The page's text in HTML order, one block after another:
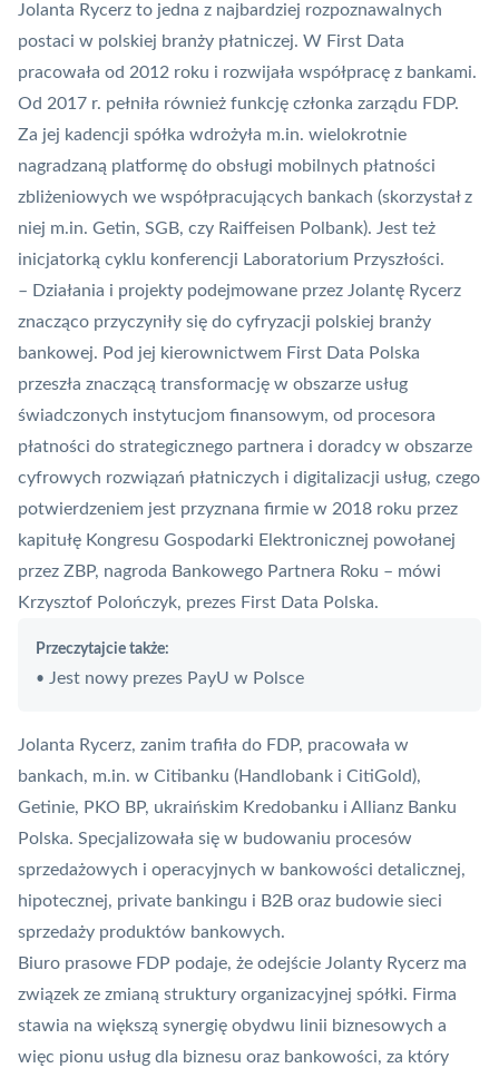
Jolanta Rycerz to jedna z najbardziej rozpoznawalnych
postaci w polskiej branży płatniczej. W First Data
pracowała od 2012 roku i rozwijała współpracę z bankami.
Od 2017 r. pełniła również funkcję członka zarządu FDP.
Za jej kadencji spółka wdrożyła m.in. wielokrotnie
nagradzaną platformę do obsługi mobilnych płatności
zbliżeniowych we współpracujących bankach (skorzystał z
niej m.in. Getin, SGB, czy Raiffeisen Polbank). Jest też
inicjatorką cyklu konferencji Laboratorium Przyszłości.
– Działania i projekty podejmowane przez Jolantę Rycerz
znacząco przyczyniły się do cyfryzacji polskiej branży
bankowej. Pod jej kierownictwem First Data Polska
przeszła znaczącą transformację w obszarze usług
świadczonych instytucjom finansowym, od procesora
płatności do strategicznego partnera i doradcy w obszarze
cyfrowych rozwiązań płatniczych i digitalizacji usług, czego
potwierdzeniem jest przyznana firmie w 2018 roku przez
kapitułę Kongresu Gospodarki Elektronicznej powołanej
przez ZBP, nagroda Bankowego Partnera Roku – mówi
Krzysztof Polończyk, prezes First Data Polska.
Przeczytajcie także:
• Jest nowy prezes PayU w Polsce
Jolanta Rycerz, zanim trafiła do FDP, pracowała w
bankach, m.in. w Citibanku (Handlobank i CitiGold),
Getinie, PKO BP, ukraińskim Kredobanku i Allianz Banku
Polska. Specjalizowała się w budowaniu procesów
sprzedażowych i operacyjnych w bankowości detalicznej,
hipotecznej, private bankingu i B2B oraz budowie sieci
sprzedaży produktów bankowych.
Biuro prasowe FDP podaje, że odejście Jolanty Rycerz ma
związek ze zmianą struktury organizacyjnej spółki. Firma
stawia na większą synergię obydwu linii biznesowych a
więc pionu usług dla biznesu oraz bankowości, za który